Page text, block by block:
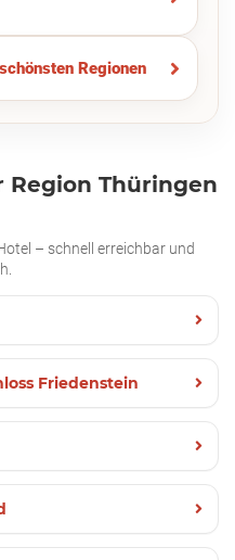
Regionen
Region Thüringen
– schnell erreichbar und
Friedenstein